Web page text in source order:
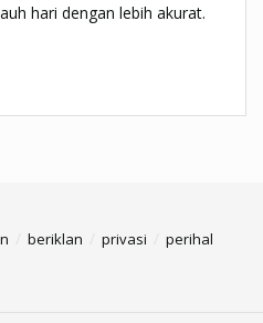
hari dengan lebih akurat.
beriklan privasi perihal